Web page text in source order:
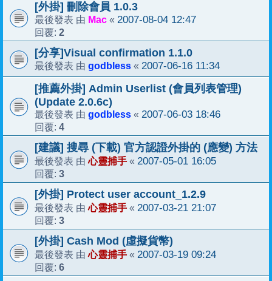
[外掛] 刪除會員 1.0.3
最後發表 由 Mac « 2007-08-04 12:47
回覆: 2
[分享]Visual confirmation 1.1.0
最後發表 由 godbless « 2007-06-16 11:34
[推薦外掛] Admin Userlist (會員列表管理)
(Update 2.0.6c)
最後發表 由 godbless « 2007-06-03 18:46
回覆: 4
[建議] 搜尋 (下載) 官方認證外掛的 (應變) 方法
最後發表 由心靈捕手 « 2007-05-01 16:05
回覆: 3
[外掛] Protect user account_1.2.9
最後發表 由心靈捕手 « 2007-03-21 21:07
回覆: 3
[外掛] Cash Mod (虛擬貨幣)
最後發表 由心靈捕手 « 2007-03-19 09:24
回覆: 6